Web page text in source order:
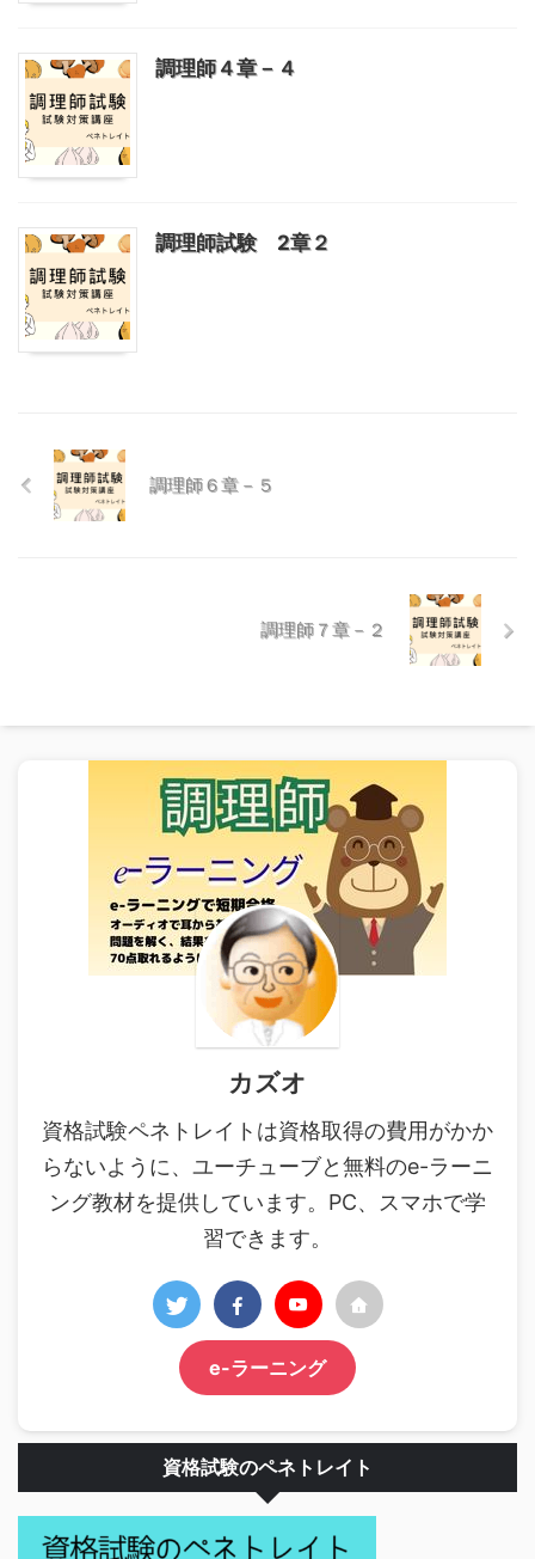
調理師４章－４
調理師試験 2章２
調理師６章－５
調理師７章－２
カズオ
資格試験ペネトレイトは資格取得の費用がかか
らないように、ユーチューブと無料のe-ラーニ
ング教材を提供しています。PC、スマホで学
習できます。
e-ラーニング
資格試験のペネトレイト